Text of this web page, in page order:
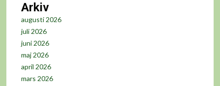
Arkiv
augusti 2026
juli 2026
juni 2026
maj 2026
april 2026
mars 2026